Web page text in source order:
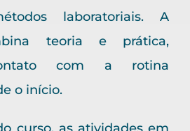
laboratoriais. A
teoria e prática,
com a rotina
o início.